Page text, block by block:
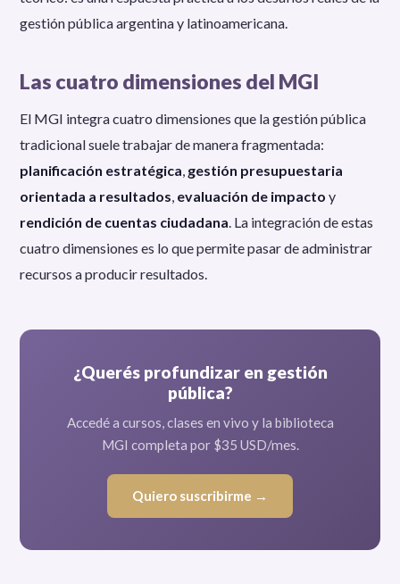
gestión pública argentina y latinoamericana.
Las cuatro dimensiones del MGI
El MGI integra cuatro dimensiones que la gestión pública
tradicional suele trabajar de manera fragmentada:
planificación estratégica, gestión presupuestaria
orientada a resultados, evaluación de impacto y
rendición de cuentas ciudadana. La integración de estas
cuatro dimensiones es lo que permite pasar de administrar
recursos a producir resultados.
¿Querés profundizar en gestión
pública?
Accedé a cursos, clases en vivo y la biblioteca
MGI completa por $35 USD/mes.
Quiero suscribirme →